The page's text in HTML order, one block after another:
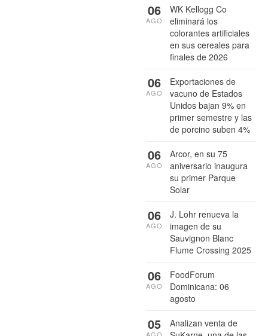
WK Kellogg Co
eliminará los
colorantes artificiales
en sus cereales para
finales de 2026
06
AGO
Exportaciones de
vacuno de Estados
Unidos bajan 9% en
primer semestre y las
de porcino suben 4%
06
AGO
Arcor, en su 75
aniversario inaugura
su primer Parque
Solar
06
AGO
J. Lohr renueva la
imagen de su
Sauvignon Blanc
Flume Crossing 2025
06
AGO
FoodForum
Dominicana: 06
agosto
06
AGO
Analizan venta de
05